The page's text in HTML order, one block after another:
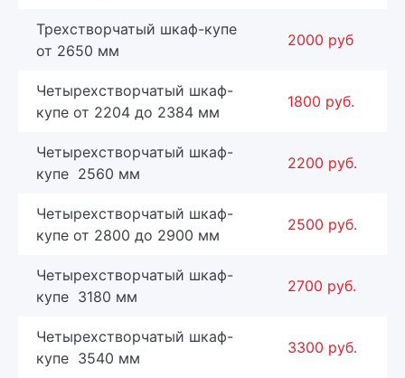
Трехстворчатый шкаф-купе
от 2650 мм
2000 руб
Четырехстворчатый шкаф-
купе от 2204 до 2384 мм
1800 руб.
Четырехстворчатый шкаф-
купе 2560 мм
2200 руб.
Четырехстворчатый шкаф-
купе от 2800 до 2900 мм
2500 руб.
Четырехстворчатый шкаф-
купе 3180 мм
2700 руб.
Четырехстворчатый шкаф-
купе 3540 мм
3300 руб.